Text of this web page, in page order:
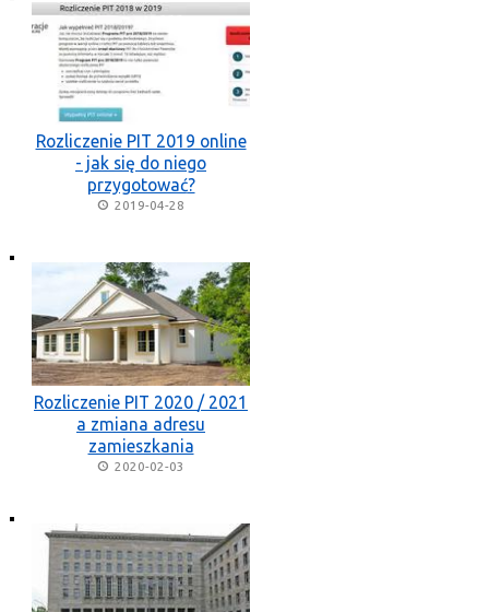
Rozliczenie PIT 2019 online
- jak się do niego
przygotować?
2019-04-28
Rozliczenie PIT 2020 / 2021
a zmiana adresu
zamieszkania
2020-02-03